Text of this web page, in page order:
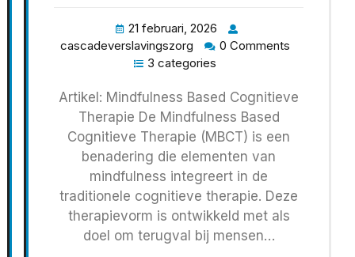
21 februari, 2026
cascadeverslavingszorg
0 Comments
3 categories
Artikel: Mindfulness Based Cognitieve
Therapie De Mindfulness Based
Cognitieve Therapie (MBCT) is een
benadering die elementen van
mindfulness integreert in de
traditionele cognitieve therapie. Deze
therapievorm is ontwikkeld met als
doel om terugval bij mensen…